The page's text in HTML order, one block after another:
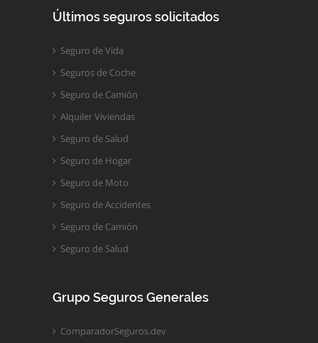
Últimos seguros solicitados
Seguro de Vida
Seguros de Coche
Seguro de Camión
Alquiler Viviendas
Seguro de Salud
Seguro de Hogar
Seguro de Moto
Seguro de Accidentes
Seguro de Camión
Seguro de Salud
Grupo Seguros Generales
ComparadorSeguros.dev